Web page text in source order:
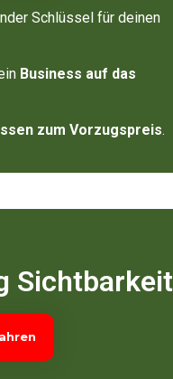
Schlüssel für deinen
Business auf das
zum Vorzugspreis.
Sichtbarkeit